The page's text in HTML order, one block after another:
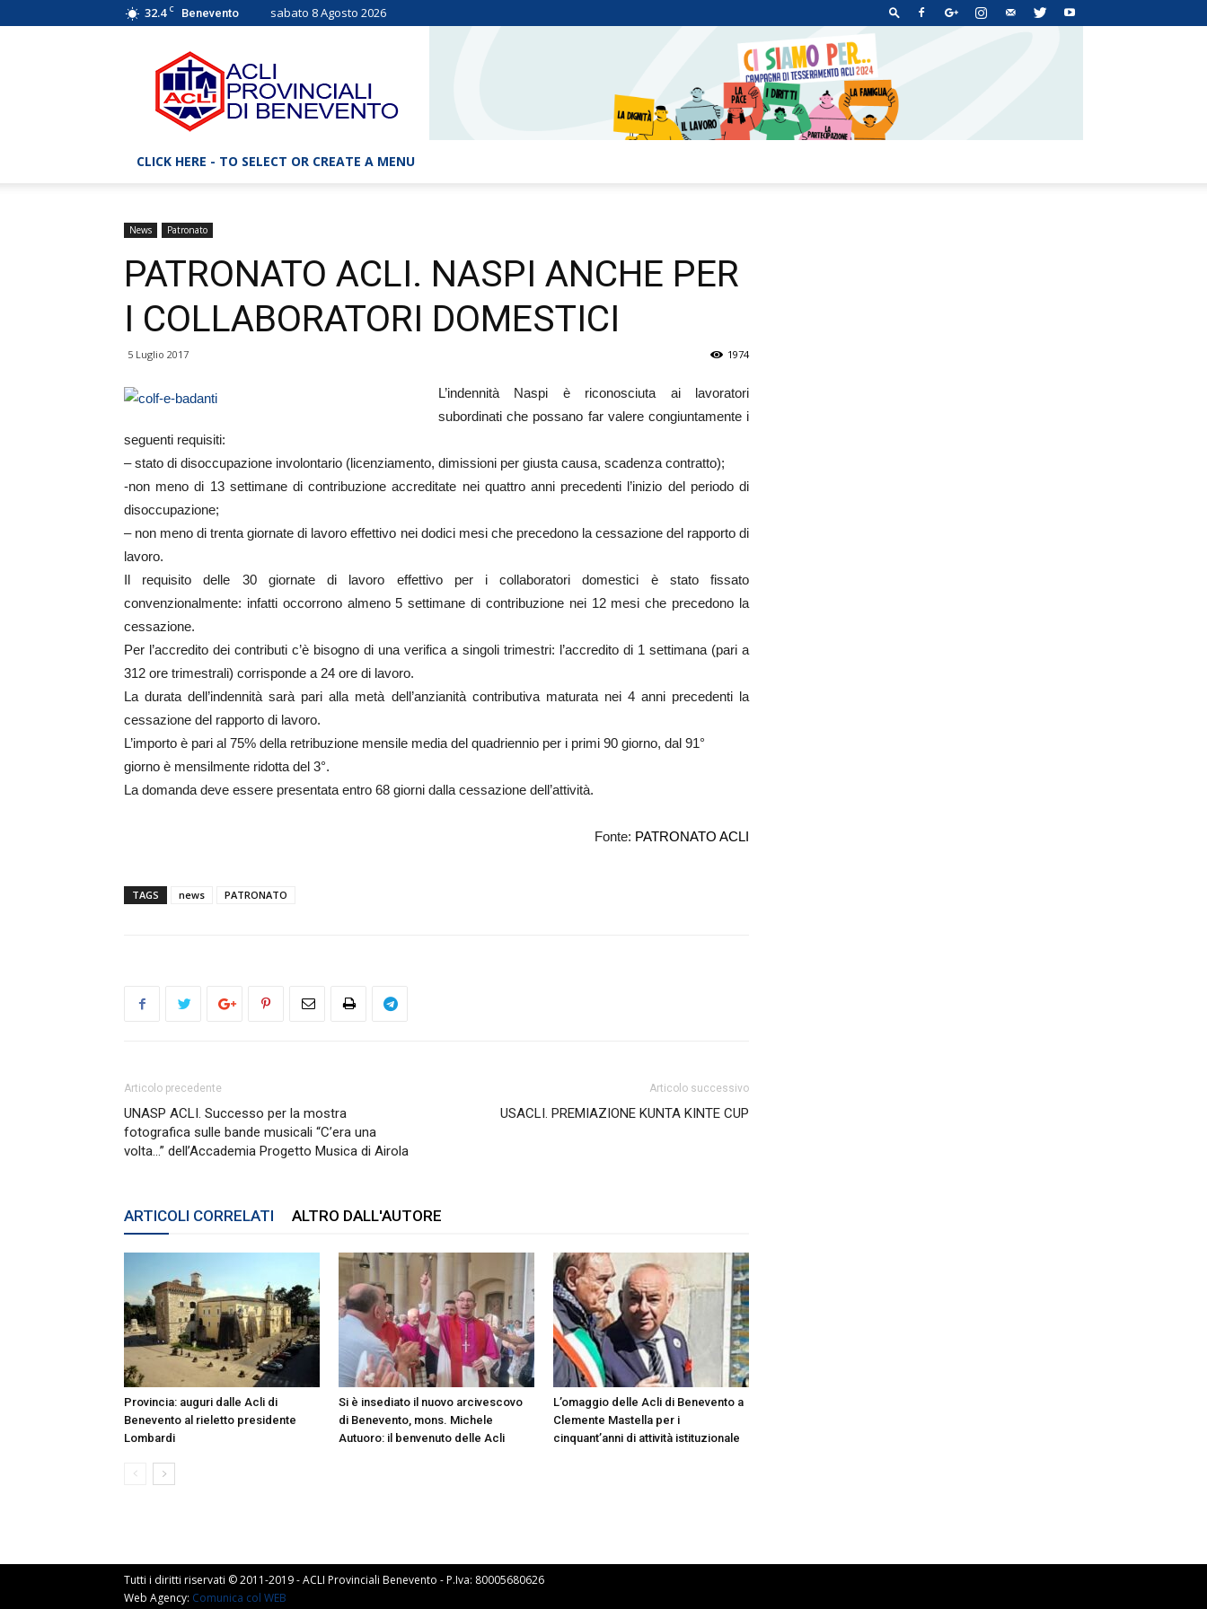
32.4 C Benevento sabato 8 Agosto 2026
ACLI
Benevento
–
Associazioni
Cristiane
Lavoratori
CLICK HERE - TO SELECT OR CREATE A MENU
News Patronato
PATRONATO ACLI. NASPI ANCHE PER
I COLLABORATORI DOMESTICI
5 Luglio 2017 1974
L’indennità Naspi è riconosciuta ai lavoratori
subordinati che possano far valere congiuntamente i
seguenti requisiti:
– stato di disoccupazione involontario (licenziamento, dimissioni per giusta causa, scadenza contratto);
-non meno di 13 settimane di contribuzione accreditate nei quattro anni precedenti l’inizio del periodo di
disoccupazione;
– non meno di trenta giornate di lavoro effettivo nei dodici mesi che precedono la cessazione del rapporto di
lavoro.
Il requisito delle 30 giornate di lavoro effettivo per i collaboratori domestici è stato fissato
convenzionalmente: infatti occorrono almeno 5 settimane di contribuzione nei 12 mesi che precedono la
cessazione.
Per l’accredito dei contributi c’è bisogno di una verifica a singoli trimestri: l’accredito di 1 settimana (pari a
312 ore trimestrali) corrisponde a 24 ore di lavoro.
La durata dell’indennità sarà pari alla metà dell’anzianità contributiva maturata nei 4 anni precedenti la
cessazione del rapporto di lavoro.
L’importo è pari al 75% della retribuzione mensile media del quadriennio per i primi 90 giorno, dal 91°
giorno è mensilmente ridotta del 3°.
La domanda deve essere presentata entro 68 giorni dalla cessazione dell’attività.
Fonte: PATRONATO ACLI
TAGS news PATRONATO
Articolo precedente
UNASP ACLI. Successo per la mostra
fotografica sulle bande musicali “C’era una
volta…” dell’Accademia Progetto Musica di Airola
Articolo successivo
USACLI. PREMIAZIONE KUNTA KINTE CUP
ARTICOLI CORRELATI ALTRO DALL'AUTORE
Provincia: auguri dalle Acli di
Benevento al rieletto presidente
Lombardi
Si è insediato il nuovo arcivescovo
di Benevento, mons. Michele
Autuoro: il benvenuto delle Acli
L’omaggio delle Acli di Benevento a
Clemente Mastella per i
cinquant’anni di attività istituzionale
Tutti i diritti riservati © 2011-2019 - ACLI Provinciali Benevento - P.Iva: 80005680626
Web Agency: Comunica col WEB